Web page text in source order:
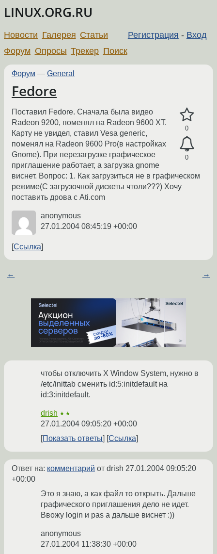
LINUX.ORG.RU
Регистрация - Вход
Новости Галерея Статьи
Форум Опросы Трекер Поиск
Форум — General
Fedore
0
0
Поставил Fedore. Сначала была видео
Radeon 9200, поменял на Radeon 9600 XT.
Карту не увидел, ставил Vesa generic,
поменял на Radeon 9600 Pro(в настройках
Gnome). При перезагрузке графическое
приглашение работает, а загрузка gnome
виснет. Вопрос: 1. Как загрузиться не в графическом
режиме(С загрузочной дискеты чтоли???) Хочу
поставить дрова с Ati.com
anonymous
27.01.2004 08:45:19 +00:00
Ссылка
← →
чтобы отключить X Window System, нужно в
/etc/inittab сменить id:5:initdefault на
id:3:initdefault.
drish ★★
27.01.2004 09:05:20 +00:00
Показать ответы
Ссылка
Ответ на: комментарий от drish 27.01.2004 09:05:20
+00:00
Это я знаю, а как файл то открыть. Дальше
графического приглашения дело не идет.
Ввожу login и pas а дальше виснет :))
anonymous
27.01.2004 11:38:30 +00:00